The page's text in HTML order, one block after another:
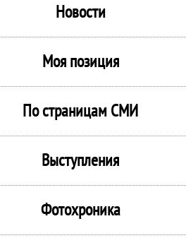
Новости
Моя позиция
По страницам СМИ
Выступления
Фотохроника